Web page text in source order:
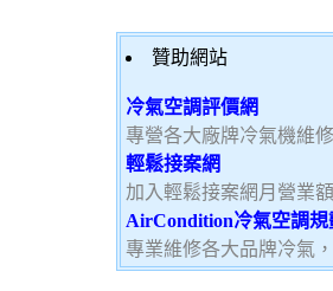
贊助網站
冷氣空調評價網
專營各大廠牌冷氣機維
輕鬆接案網
加入輕鬆接案網月營業
AirCondition冷氣空調規
專業維修各大品牌冷氣